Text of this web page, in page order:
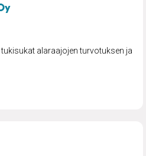
– Lääkinnälliset tukisukat
alaraajojen turvotuksen ja